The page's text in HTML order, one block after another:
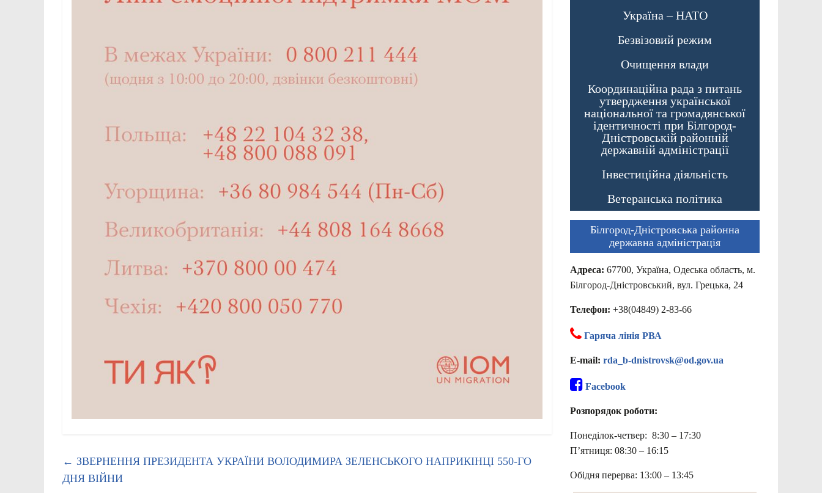
← ЗВЕРНЕННЯ ПРЕЗИДЕНТА УКРАЇНИ ВОЛОДИМИРА ЗЕЛЕНСЬКОГО НАПРИКІНЦІ 550-ГО
ДНЯ ВІЙНИ
Україна – НАТО
Безвізовий режим
Очищення влади
Координаційна рада з питань
утвердження української
національної та громадянської
ідентичності при Білгород-
Дністровській районній
державній адміністрації
Інвестиційна діяльність
Ветеранська політика
Білгород-Дністровська районна
державна адміністрація
Адреса: 67700, Україна, Одеська область, м.
Білгород-Дністровський, вул. Грецька, 24
Телефон: +38(04849) 2-83-66
Гаряча лінія РВА
E-mail: rda_b-dnistrovsk@od.gov.ua
Facebook
Розпорядок роботи:
Понеділок-четвер: 8:30 – 17:30
П’ятниця: 08:30 – 16:15
Обідня перерва: 13:00 – 13:45